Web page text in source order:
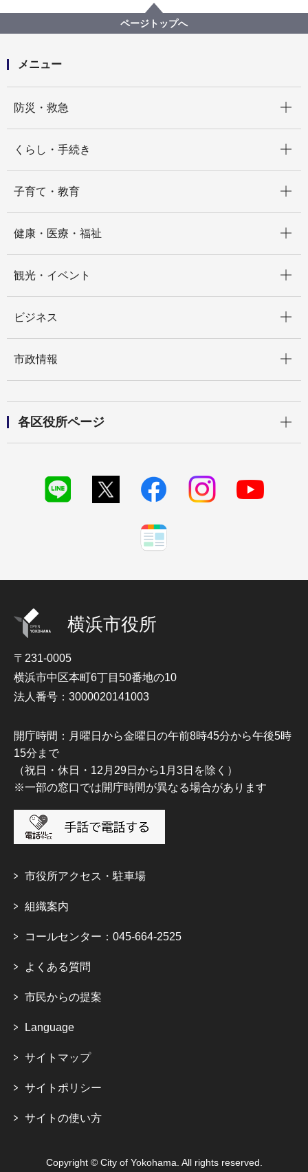
地区計画・建築協定等
青葉区 建築協定一覧
ジェネヒルあざみ野Ｃ地区建築協定
ページトップへ
メニュー
防災・救急
くらし・手続き
子育て・教育
健康・医療・福祉
観光・イベント
ビジネス
市政情報
各区役所ページ
横浜市役所
〒231-0005
横浜市中区本町6丁目50番地の10
法人番号：3000020141003
開庁時間：月曜日から金曜日の午前8時45分から午後5時
15分まで
（祝日・休日・12月29日から1月3日を除く）
※一部の窓口では開庁時間が異なる場合があります
市役所アクセス・駐車場
組織案内
コールセンター：045-664-2525
よくある質問
市民からの提案
Language
サイトマップ
サイトポリシー
サイトの使い方
Copyright © City of Yokohama. All rights reserved.